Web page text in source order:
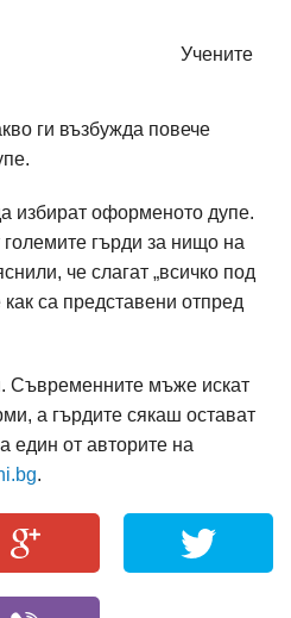
Учените
ги възбужда повече
избират оформеното дупе.
големите гърди за нищо на
че слагат „всичко под
са представени отпред
Съвременните мъже искат
а гърдите сякаш остават
един от авторите на
.